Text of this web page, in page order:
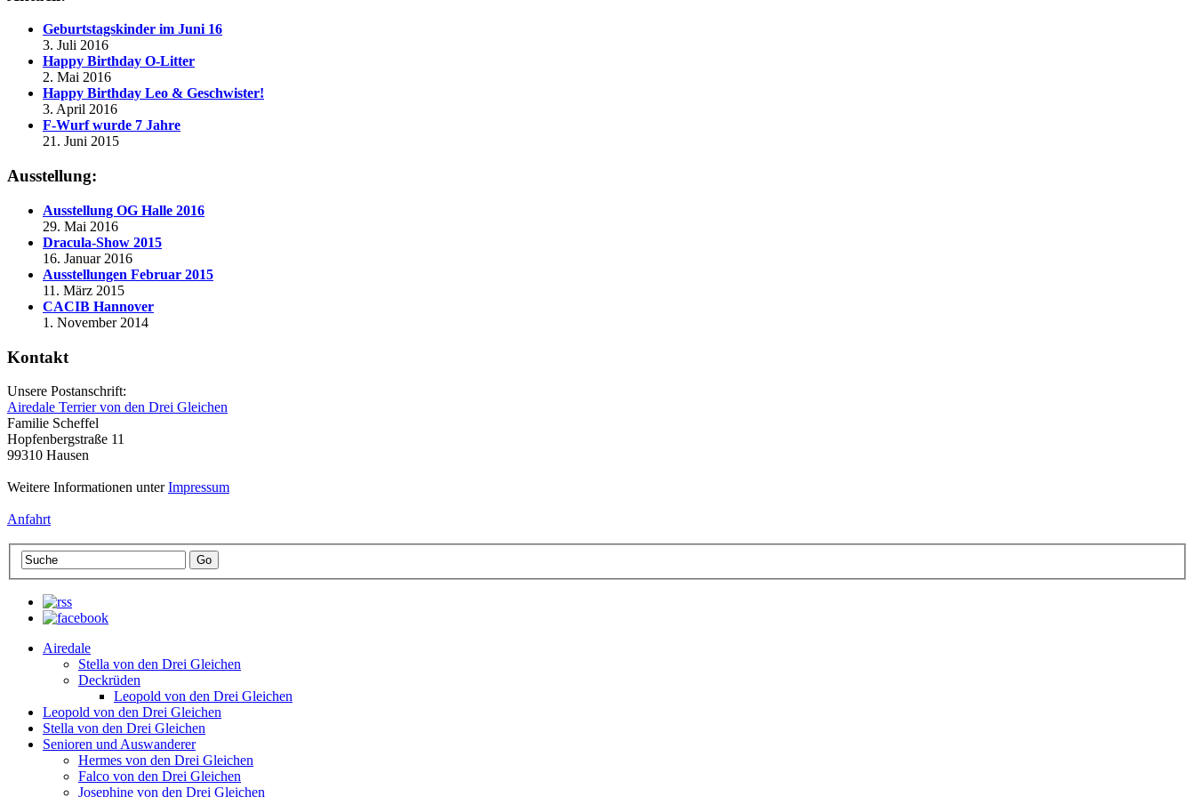
Geburtstagskinder im Juni 16
3. Juli 2016
Happy Birthday O-Litter
2. Mai 2016
Happy Birthday Leo & Geschwister!
3. April 2016
F-Wurf wurde 7 Jahre
21. Juni 2015
Ausstellung:
Ausstellung OG Halle 2016
29. Mai 2016
Dracula-Show 2015
16. Januar 2016
Ausstellungen Februar 2015
11. März 2015
CACIB Hannover
1. November 2014
Kontakt
Unsere Postanschrift:
Airedale Terrier von den Drei Gleichen
Familie Scheffel
Hopfenbergstraße 11
99310 Hausen
Weitere Informationen unterImpressum
Anfahrt
Airedale
Stella von den Drei Gleichen
Deckrüden
Leopold von den Drei Gleichen
Leopold von den Drei Gleichen
Stella von den Drei Gleichen
Senioren und Auswanderer
Hermes von den Drei Gleichen
Falco von den Drei Gleichen
Josephine von den Drei Gleichen